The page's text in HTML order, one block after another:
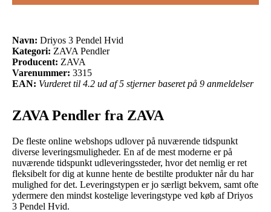
Navn: Driyos 3 Pendel Hvid
Kategori: ZAVA Pendler
Producent: ZAVA
Varenummer: 3315
EAN: Vurderet til 4.2 ud af 5 stjerner baseret på 9 anmeldelser
ZAVA Pendler fra ZAVA
De fleste online webshops udlover på nuværende tidspunkt
diverse leveringsmuligheder. En af de mest moderne er på
nuværende tidspunkt udleveringssteder, hvor det nemlig er ret
fleksibelt for dig at kunne hente de bestilte produkter når du har
mulighed for det. Leveringstypen er jo særligt bekvem, samt ofte
ydermere den mindst kostelige leveringstype ved køb af Driyos
3 Pendel Hvid.